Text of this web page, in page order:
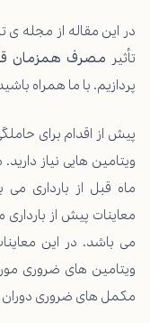
در این مقاله از مجله
تأثیر مصرف همزمان
پردازیم. با ما همراه
پیش از اقدام برای
ماه قبل از بارداری
معاینات پیش از
می باشد. در این
ویتامین های ضروری
مکمل های ضروری دوران